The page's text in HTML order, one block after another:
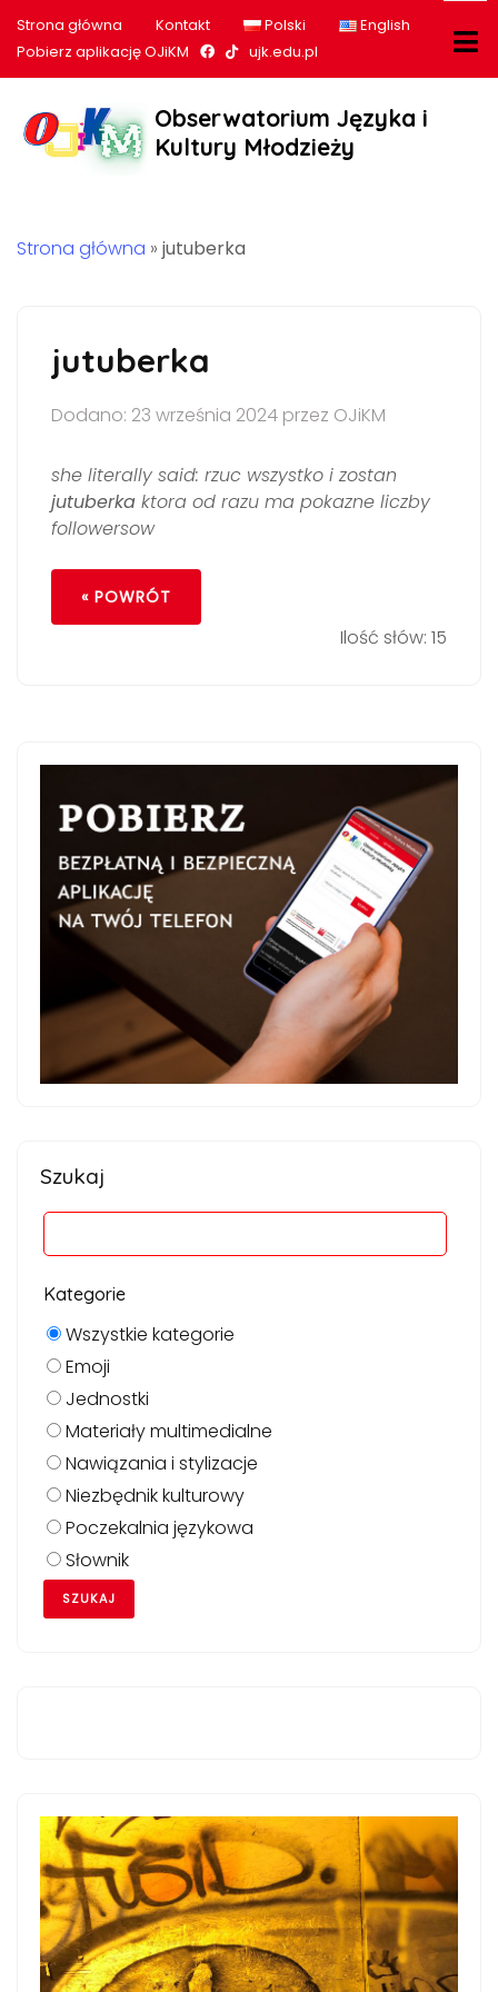
Strona główna Kontakt Polski
English
Pobierz aplikację OJiKM
Nasz profil na Facebook
Nasz profil na tiktok
ujk.edu.pl
Obserwatorium Języka i
Kultury Młodzieży
Strona główna » jutuberka
jutuberka
Dodano: 23 września 2024 przez OJiKM
she literally said: rzuc wszystko i zostan
jutuberka ktora od razu ma pokazne liczby
followersow
« POWRÓT
Ilość słów: 15
Szukaj
Kategorie
Wszystkie kategorie
Emoji
Jednostki
Materiały multimedialne
Nawiązania i stylizacje
Niezbędnik kulturowy
Poczekalnia językowa
Słownik